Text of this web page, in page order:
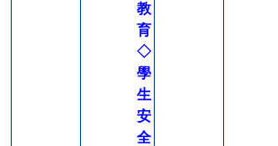
教
育
◇
學
生
安
全